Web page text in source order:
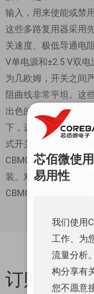
输入，用来使能或禁
这些多路复用器采用
关速度、极低导通电
V单电源和±2.5 V双
为几欧姆，开关之间
阻曲线非常平坦。这
出色的性能，输入信
下，达到电源电压的
式开关，防止开关通
CBMG726/CBMG732
装。对于功能相当、
CBMG725/CBMG731。
订购与质
芯佰微使
易用性
我们使用
工作、为
流量分析
构分享有
您不愿意